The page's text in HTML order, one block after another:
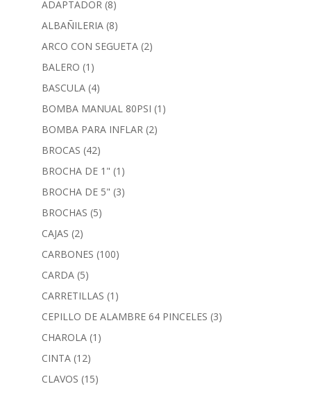
ADAPTADOR (8)
ALBAÑILERIA (8)
ARCO CON SEGUETA (2)
BALERO (1)
BASCULA (4)
BOMBA MANUAL 80PSI (1)
BOMBA PARA INFLAR (2)
BROCAS (42)
BROCHA DE 1" (1)
BROCHA DE 5" (3)
BROCHAS (5)
CAJAS (2)
CARBONES (100)
CARDA (5)
CARRETILLAS (1)
CEPILLO DE ALAMBRE 64 PINCELES (3)
CHAROLA (1)
CINTA (12)
CLAVOS (15)